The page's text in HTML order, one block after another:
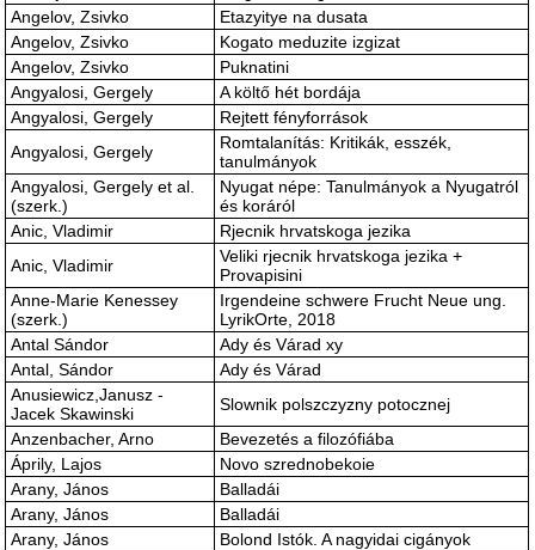
Angelov, Zsivko
Etazyitye na dusata
Angelov, Zsivko
Kogato meduzite izgizat
Angelov, Zsivko
Puknatini
Angyalosi, Gergely
A költő hét bordája
Angyalosi, Gergely
Rejtett fényforrások
Angyalosi, Gergely
Romtalanítás: Kritikák, esszék,
tanulmányok
Angyalosi, Gergely et al.
(szerk.)
Nyugat népe: Tanulmányok a Nyugatról
és koráról
Anic, Vladimir
Rjecnik hrvatskoga jezika
Anic, Vladimir
Veliki rjecnik hrvatskoga jezika +
Provapisini
Anne-Marie Kenessey
(szerk.)
Irgendeine schwere Frucht Neue ung.
LyrikOrte, 2018
Antal Sándor
Ady és Várad xy
Antal, Sándor
Ady és Várad
Anusiewicz,Janusz -
Jacek Skawinski
Slownik polszczyzny potocznej
Anzenbacher, Arno
Bevezetés a filozófiába
Áprily, Lajos
Novo szrednobekoie
Arany, János
Balladái
Arany, János
Balladái
Arany, János
Bolond Istók. A nagyidai cigányok